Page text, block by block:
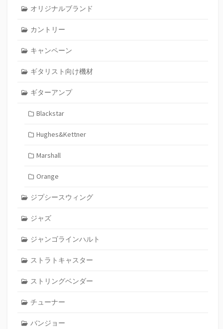
オリジナルブランド
カントリー
キャンペーン
ギタリスト向け機材
ギターアンプ
Blackstar
Hughes&Kettner
Marshall
Orange
ジプシースウィング
ジャズ
ジャンゴラインハルト
ストラトキャスター
ストリングベンダー
チューナー
バンジョー